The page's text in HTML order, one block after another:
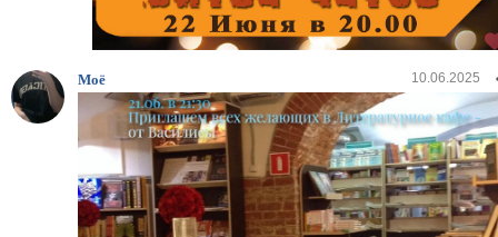
Моё 10.06.2025